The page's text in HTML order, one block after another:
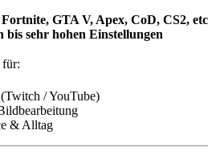
GTA V, Apex, CoD, CS2,
bis sehr hohen Einstellungen
/ YouTube)
& Alltag